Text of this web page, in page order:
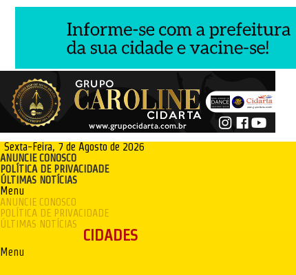
Sexta-Feira, 7 de Agosto de 2026
ANUNCIE CONOSCO
POLÍTICA DE PRIVACIDADE
ÚLTIMAS NOTÍCIAS
Menu
ANUNCIE CONOSCO
POLÍTICA DE PRIVACIDADE
ÚLTIMAS NOTÍCIAS
CIDADES
Menu